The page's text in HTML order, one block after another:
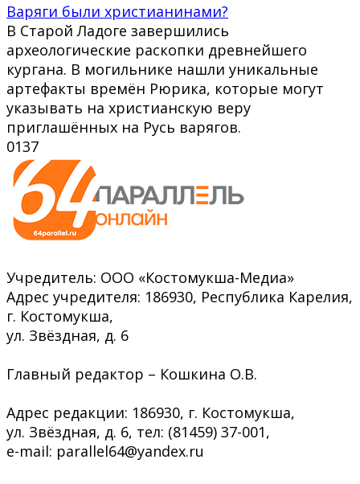
Варяги были христианинами?
В Старой Ладоге завершились
археологические раскопки древнейшего
кургана. В могильнике нашли уникальные
артефакты времён Рюрика, которые могут
указывать на христианскую веру
приглашённых на Русь варягов.
0137
Учредитель: ООО «Костомукша-Медиа»
Адрес учредителя: 186930, Республика Карелия,
г. Костомукша,
ул. Звёздная, д. 6
Главный редактор – Кошкина О.В.
Адрес редакции: 186930, г. Костомукша,
ул. Звёздная, д. 6, тел: (81459) 37-001,
e-mail: parallel64@yandex.ru